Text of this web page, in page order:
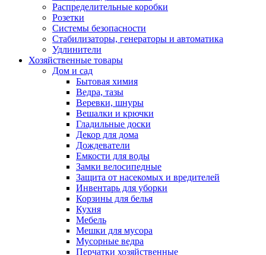
Распределительные коробки
Розетки
Системы безопасности
Стабилизаторы, генераторы и автоматика
Удлинители
Хозяйственные товары
Дом и сад
Бытовая химия
Ведра, тазы
Веревки, шнуры
Вешалки и крючки
Гладильные доски
Декор для дома
Дождеватели
Емкости для воды
Замки велосипедные
Защита от насекомых и вредителей
Инвентарь для уборки
Корзины для белья
Кухня
Мебель
Мешки для мусора
Мусорные ведра
Перчатки хозяйственные